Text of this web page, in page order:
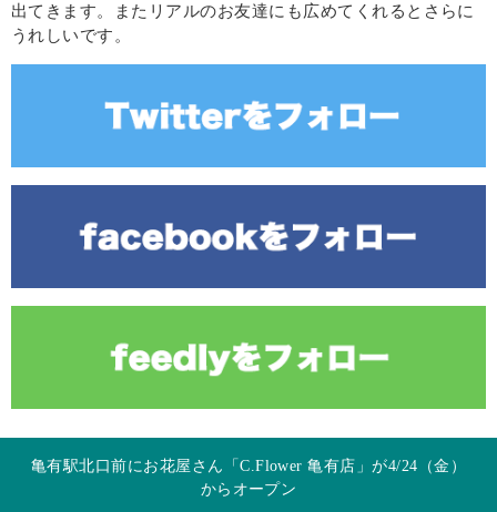
出てきます。またリアルのお友達にも広めてくれるとさらに
うれしいです。
亀有駅北口前にお花屋さん「C.Flower 亀有店」が4/24（金）
からオープン